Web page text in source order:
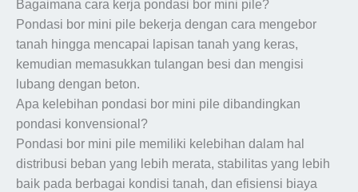
Bagaimana cara kerja pondasi bor mini pile?
Pondasi bor mini pile bekerja dengan cara mengebor
tanah hingga mencapai lapisan tanah yang keras,
kemudian memasukkan tulangan besi dan mengisi
lubang dengan beton.
Apa kelebihan pondasi bor mini pile dibandingkan
pondasi konvensional?
Pondasi bor mini pile memiliki kelebihan dalam hal
distribusi beban yang lebih merata, stabilitas yang lebih
baik pada berbagai kondisi tanah, dan efisiensi biaya